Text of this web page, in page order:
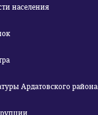
населения
Ардатовского района